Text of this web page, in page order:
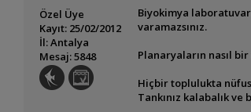
Özel Üye
Kayıt: 25/02/2012
İl: Antalya
Mesaj: 5848
Biyokimya
varamazsınız.
Planaryaların nasıl
Hiçbir toplulukta
Tankınız kalabalık